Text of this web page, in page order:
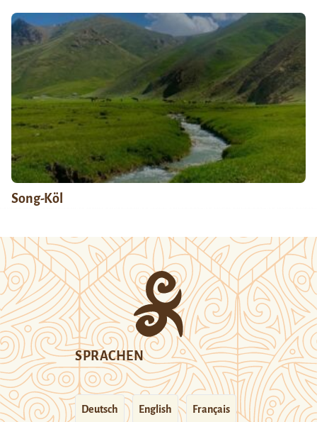
Song-Köl
SPRACHEN
Deutsch English Français